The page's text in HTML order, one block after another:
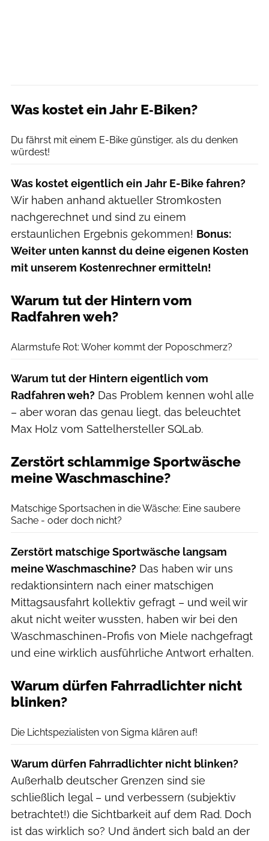
Was kostet ein Jahr E‑Biken?
Du fährst mit einem E-Bike günstiger, als du denken
würdest!
Was kostet eigentlich ein Jahr E-Bike fahren?
Wir haben anhand aktueller Stromkosten
nachgerechnet und sind zu einem
erstaunlichen Ergebnis gekommen! Bonus:
Weiter unten kannst du deine eigenen Kosten
mit unserem Kostenrechner ermitteln!
Warum tut der Hintern vom
Radfahren weh?
Alarmstufe Rot: Woher kommt der Poposchmerz?
Warum tut der Hintern eigentlich vom
Radfahren weh? Das Problem kennen wohl alle
– aber woran das genau liegt, das beleuchtet
Max Holz vom Sattelhersteller SQLab.
Zerstört schlammige Sportwäsche
meine Waschmaschine?
Matschige Sportsachen in die Wäsche: Eine saubere
Sache - oder doch nicht?
Zerstört matschige Sportwäsche langsam
meine Waschmaschine? Das haben wir uns
redaktionsintern nach einer matschigen
Mittagsausfahrt kollektiv gefragt – und weil wir
akut nicht weiter wussten, haben wir bei den
Waschmaschinen-Profis von Miele nachgefragt
und eine wirklich ausführliche Antwort erhalten.
Warum dürfen Fahrradlichter nicht
blinken?
Die Lichtspezialisten von Sigma klären auf!
Warum dürfen Fahrradlichter nicht blinken?
Außerhalb deutscher Grenzen sind sie
schließlich legal – und verbessern (subjektiv
betrachtet!) die Sichtbarkeit auf dem Rad. Doch
ist das wirklich so? Und ändert sich bald an der